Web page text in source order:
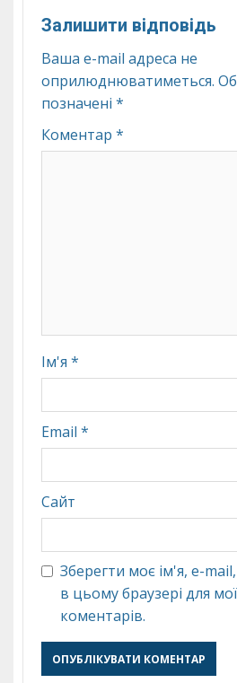
Залишити відповідь
Ваша e-mail адреса не
оприлюднюватиметься.
позначені *
Коментар *
Ім'я *
Email *
Сайт
Зберегти моє ім'я, e-
в цьому браузері для
коментарів.